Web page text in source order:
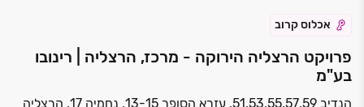
אכלוס קרוב
פרויקט הרצליה הירוקה - מרכז, הרצליה | רינובו
בע"מ
הנדיב 51,53,55,57,59, עזרא הסופר 13-15, נחמיה 17, הרצליה